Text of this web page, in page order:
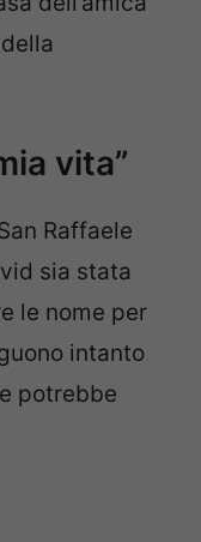
vita”
Raffaele
sia stata
le nome per
intanto
potrebbe